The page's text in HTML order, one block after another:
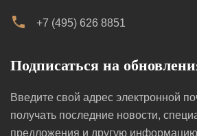
+7 (495) 626 8851
Подписаться на
Введите свой адрес электронной
получать последние новости,
предложения и другую